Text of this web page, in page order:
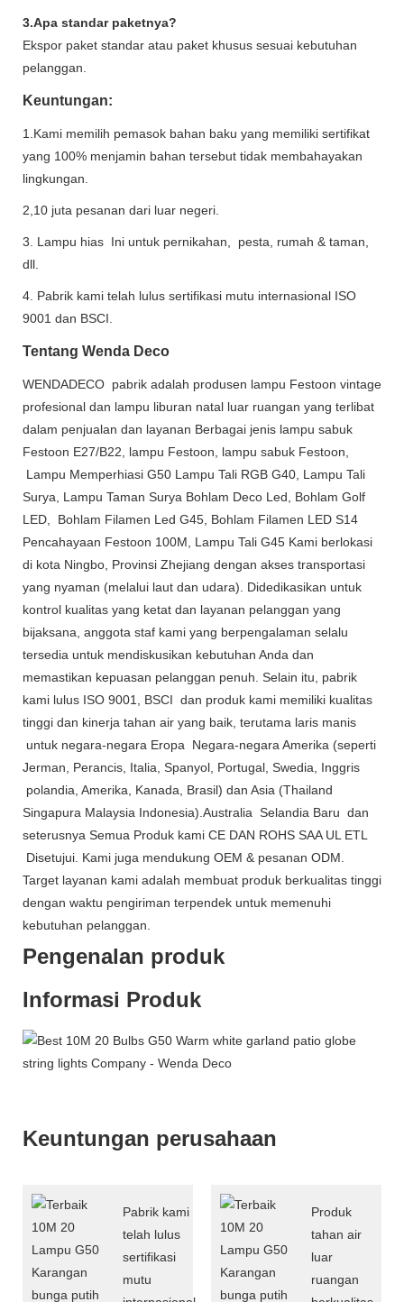
3.Apa standar paketnya?
Ekspor paket standar atau paket khusus sesuai kebutuhan
pelanggan.
Keuntungan:
1.Kami memilih pemasok bahan baku yang memiliki sertifikat
yang 100% menjamin bahan tersebut tidak membahayakan
lingkungan.
2,10 juta pesanan dari luar negeri.
3. Lampu hias Ini untuk pernikahan, pesta, rumah & taman,
dll.
4. Pabrik kami telah lulus sertifikasi mutu internasional ISO
9001 dan BSCI.
Tentang Wenda Deco
WENDADECO pabrik adalah produsen lampu Festoon vintage
profesional dan lampu liburan natal luar ruangan yang terlibat
dalam penjualan dan layanan Berbagai jenis lampu sabuk
Festoon E27/B22, lampu Festoon, lampu sabuk Festoon,
Lampu Memperhiasi G50 Lampu Tali RGB G40, Lampu Tali
Surya, Lampu Taman Surya Bohlam Deco Led, Bohlam Golf
LED, Bohlam Filamen Led G45, Bohlam Filamen LED S14
Pencahayaan Festoon 100M, Lampu Tali G45 Kami berlokasi
di kota Ningbo, Provinsi Zhejiang dengan akses transportasi
yang nyaman (melalui laut dan udara). Didedikasikan untuk
kontrol kualitas yang ketat dan layanan pelanggan yang
bijaksana, anggota staf kami yang berpengalaman selalu
tersedia untuk mendiskusikan kebutuhan Anda dan
memastikan kepuasan pelanggan penuh. Selain itu, pabrik
kami lulus ISO 9001, BSCI dan produk kami memiliki kualitas
tinggi dan kinerja tahan air yang baik, terutama laris manis
untuk negara-negara Eropa Negara-negara Amerika (seperti
Jerman, Perancis, Italia, Spanyol, Portugal, Swedia, Inggris
polandia, Amerika, Kanada, Brasil) dan Asia (Thailand
Singapura Malaysia Indonesia).Australia Selandia Baru dan
seterusnya Semua Produk kami CE DAN ROHS SAA UL ETL
Disetujui. Kami juga mendukung OEM & pesanan ODM.
Target layanan kami adalah membuat produk berkualitas tinggi
dengan waktu pengiriman terpendek untuk memenuhi
kebutuhan pelanggan.
Pengenalan produk
Informasi Produk
Keuntungan perusahaan
Pabrik kami
telah lulus
sertifikasi
mutu
Produk
tahan air
luar
ruangan